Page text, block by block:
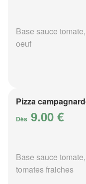
Base sauce
oeuf
Pizza
Dès 9.00 €
Base sauce
tomates fraiches